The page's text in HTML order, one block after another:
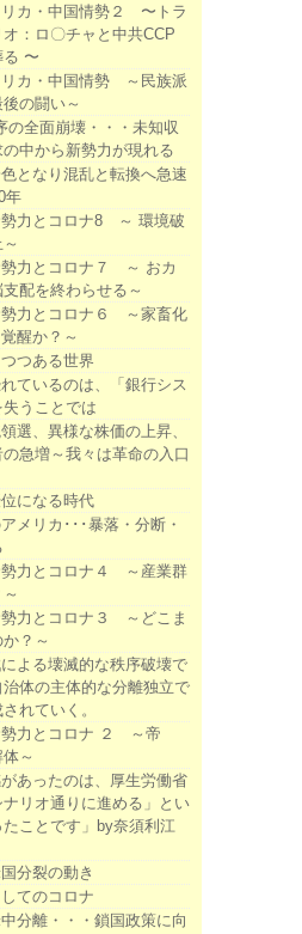
カ・中国情勢２ 〜トラ
：ロ〇チャと中共CCP
る 〜
カ・中国情勢 ～民族派
の闘い～
の全面崩壊・・・未知収
中から新勢力が現れる
となり混乱と転換へ急速
年
力とコロナ8 ～ 環境破
力とコロナ７ ～ おカ
配を終わらせる～
勢力とコロナ６ ～家畜化
醒か？～
つある世界
ているのは、「銀行シス
うことでは
選、異様な株価の上昇、
急増～我々は革命の入口
になる時代
メリカ･･･暴落・分断・
勢力とコロナ４ ～産業群
力とコロナ３ ～どこま
？～
よる壊滅的な秩序破壊で
体の主体的な分離独立で
れていく。
勢力とコロナ ２ ～帝
～
があったのは、厚生労働省
リオ通りに進める」とい
たことです」by奈須利江
分裂の動き
てのコロナ
分離・・・鎖国政策に向